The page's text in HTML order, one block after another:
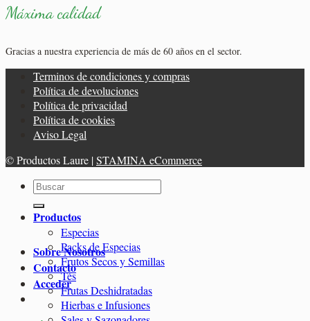
Máxima calidad
Gracias a nuestra experiencia de más de 60 años en el sector.
Terminos de condiciones y compras
Política de devoluciones
Política de privacidad
Política de cookies
Aviso Legal
© Productos Laure |STAMINA eCommerce
Buscar
por:
Productos
Especias
Packs de Especias
Frutos Secos y Semillas
Tés
Frutas Deshidratadas
Hierbas e Infusiones
Sobre Nosotros
Contacto
Acceder